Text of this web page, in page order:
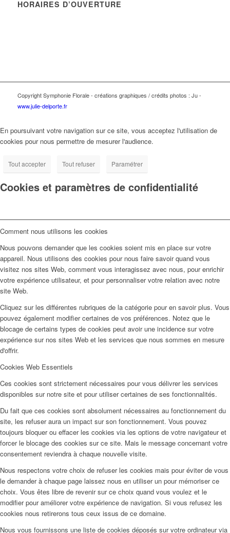
HORAIRES D’OUVERTURE
Copyright Symphonie Florale - créations graphiques / crédits photos : Ju -
www.julie-delporte.fr
En poursuivant votre navigation sur ce site, vous acceptez l'utilisation de
cookies pour nous permettre de mesurer l'audience.
Tout accepter Tout refuser Paramétrer
Cookies et paramètres de confidentialité
Comment nous utilisons les cookies
Nous pouvons demander que les cookies soient mis en place sur votre
appareil. Nous utilisons des cookies pour nous faire savoir quand vous
visitez nos sites Web, comment vous interagissez avec nous, pour enrichir
votre expérience utilisateur, et pour personnaliser votre relation avec notre
site Web.
Cliquez sur les différentes rubriques de la catégorie pour en savoir plus. Vous
pouvez également modifier certaines de vos préférences. Notez que le
blocage de certains types de cookies peut avoir une incidence sur votre
expérience sur nos sites Web et les services que nous sommes en mesure
d'offrir.
Cookies Web Essentiels
Ces cookies sont strictement nécessaires pour vous délivrer les services
disponibles sur notre site et pour utiliser certaines de ses fonctionnalités.
Du fait que ces cookies sont absolument nécessaires au fonctionnement du
site, les refuser aura un impact sur son fonctionnement. Vous pouvez
toujours bloquer ou effacer les cookies via les options de votre navigateur et
forcer le blocage des cookies sur ce site. Mais le message concernant votre
consentement reviendra à chaque nouvelle visite.
Nous respectons votre choix de refuser les cookies mais pour éviter de vous
le demander à chaque page laissez nous en utiliser un pour mémoriser ce
choix. Vous êtes libre de revenir sur ce choix quand vous voulez et le
modifier pour améliorer votre expérience de navigation. Si vous refusez les
cookies nous retirerons tous ceux issus de ce domaine.
Nous vous fournissons une liste de cookies déposés sur votre ordinateur via